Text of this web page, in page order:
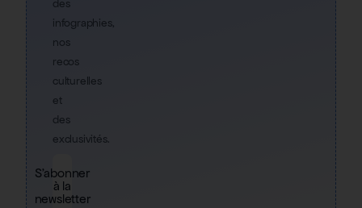
des
infographies,
nos
recos
culturelles
et
des
exclusivités.
S'abonner
à la
newsletter